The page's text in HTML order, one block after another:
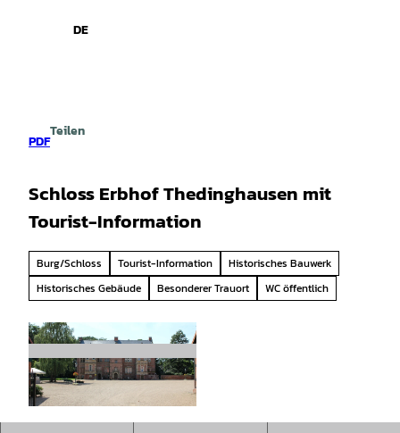
Gebärdensprache
DE
PDF
Teilen
Schloss Erbhof Thedinghausen mit
Tourist-Information
Burg/Schloss Tourist-Information
Historisches Bauwerk
Historisches Gebäude
Besonderer Trauort WC öffentlich